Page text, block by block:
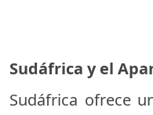
Sudáfrica y el
Sudáfrica ofrece